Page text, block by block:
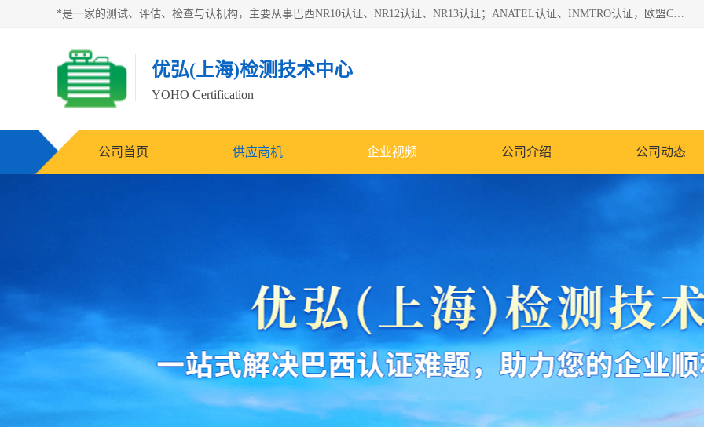
*是一家的测试、评估、检查与认机构，主要从事巴西NR10认证、NR12认证、NR13认证；ANATEL认证、INMTRO认证，欧盟CE认证：MD认证，PED认证，MID认证，ATEX认证，德国蓝色天使认证。
优弘(上海)检测技术中心
YOHO Certification
公司首页 供应商机 企业视频 公司介绍 公司动态